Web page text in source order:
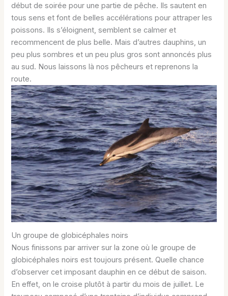
début de soirée pour une partie de pêche. Ils sautent en
tous sens et font de belles accélérations pour attraper les
poissons. Ils s’éloignent, semblent se calmer et
recommencent de plus belle. Mais d’autres dauphins, un
peu plus sombres et un peu plus gros sont annoncés plus
au sud. Nous laissons là nos pêcheurs et reprenons la
route.
Un groupe de globicéphales noirs
Nous finissons par arriver sur la zone où le groupe de
globicéphales noirs est toujours présent. Quelle chance
d’observer cet imposant dauphin en ce début de saison.
En effet, on le croise plutôt à partir du mois de juillet. Le